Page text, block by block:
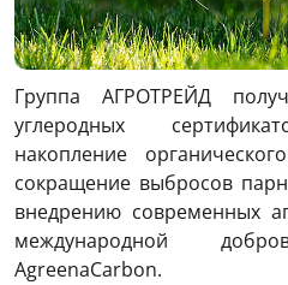
Группа АГРОТРЕЙД
углеродных
накопление
сокращение выбросов
внедрению современных
международной
AgreenaCarbon.